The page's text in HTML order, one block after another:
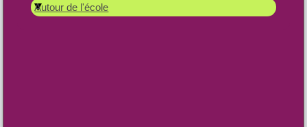
Autour de l'école